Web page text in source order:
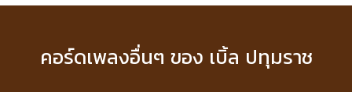
คอร์ดเพลงอื่นๆ ของ เบิ้ล ปทุมราช